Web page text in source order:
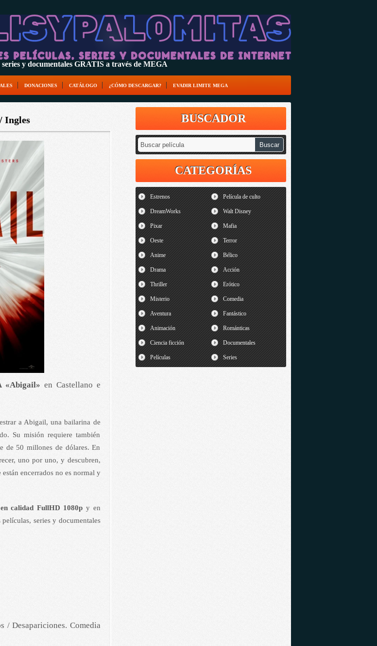
series y documentales GRATIS a través de MEGA
DONACIONES CATÁLOGO ¿CÓMO DESCARGAR? EVADIR LIMITE MEGA
Ingles
«Abigail» en Castellano e
a Abigail, una bailarina de
Su misión requiere también
de 50 millones de dólares. En
uno por uno, y descubren,
encerrados no es normal y
calidad FullHD 1080p y en
series y documentales
/ Desapariciones. Comedia
BUSCADOR
CATEGORÍAS
Estrenos Película de culto
DreamWorks Walt Disney
Pixar Mafia
Oeste Terror
Anime Bélico
Drama Acción
Thriller Erótico
Misterio Comedia
Aventura Fantástico
Animación Románticas
Ciencia ficción Documentales
Películas Series